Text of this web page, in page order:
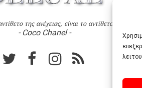
της ανέχειας, είναι το αντίθετο της
- Coco Chanel -